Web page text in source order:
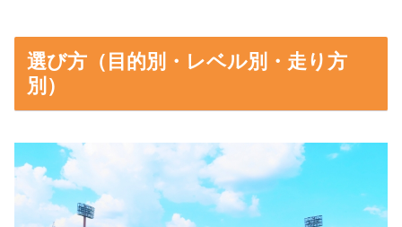
選び方（目的別・レベル別・走り方
別）